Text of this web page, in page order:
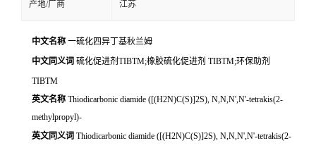
产地/厂商 江苏
中文名称 一硫化四异丁基秋兰姆
中文同义词 硫化促进剂TIBTM;橡胶硫化促进剂 TIBTM;环保助剂
TIBTM
英文名称 Thiodicarbonic diamide ([(H2N)C(S)]2S), N,N,N',N'-tetrakis(2-
methylpropyl)-
英文同义词 Thiodicarbonic diamide ([(H2N)C(S)]2S), N,N,N',N'-tetrakis(2-